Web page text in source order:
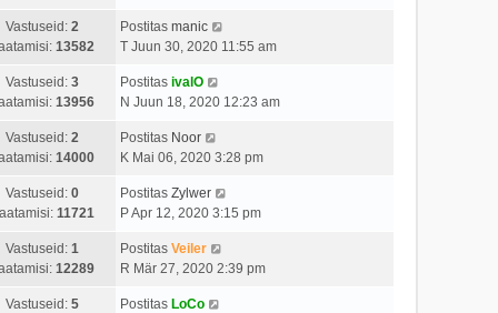
Vastuseid: 2
13582
Postitas manic
T Juun 30, 2020 11:55 am
Vastuseid: 3
13956
Postitas ivalO
N Juun 18, 2020 12:23 am
Vastuseid: 2
14000
Postitas Noor
K Mai 06, 2020 3:28 pm
Vastuseid: 0
11721
Postitas Zylwer
P Apr 12, 2020 3:15 pm
Vastuseid: 1
12289
Postitas Veiler
R Mär 27, 2020 2:39 pm
Vastuseid: 5
Postitas LoCo